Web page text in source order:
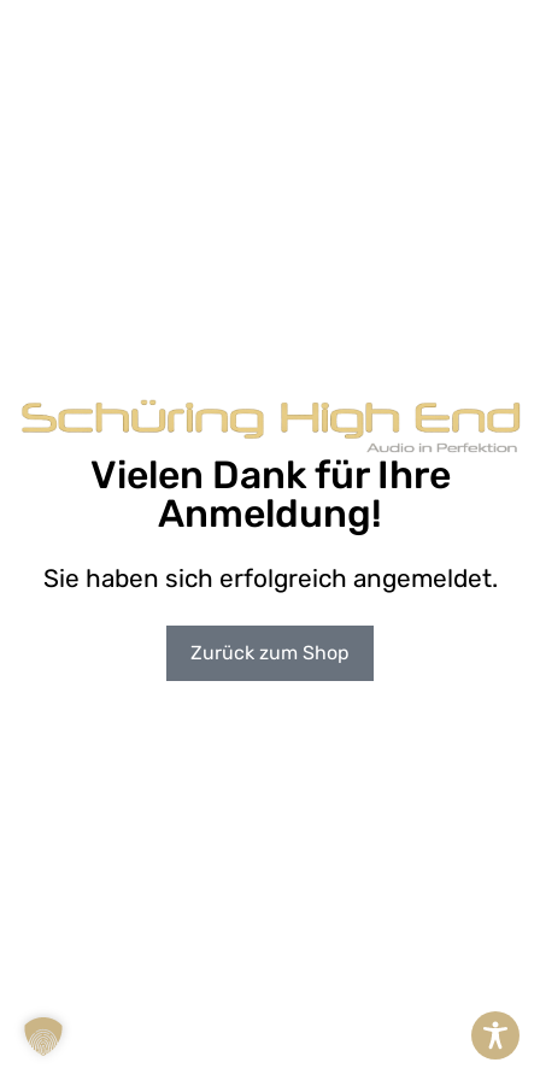
Vielen Dank für Ihre
Anmeldung!
Sie haben sich erfolgreich angemeldet.
Zurück zum Shop